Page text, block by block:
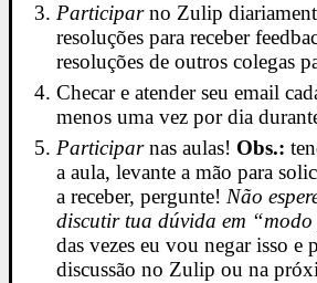
Participarno Zulip
resoluções para receber
resoluções de outros colegas
Checar e atender seu email
menos uma vez por dia
Participarnas aulas! Obs.:
a aula, levante a mão para
a receber, pergunte! Não
discutir tua dúvida em
das vezes eu vou negar isso
discussão no Zulip ou na